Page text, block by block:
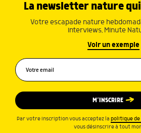
La newsletter nature
Votre escapade nature
interviews, Minute
Voir un exemple
M’INSCRIRE
Par votre inscription vous acceptez la politique
vous désinscrire à tout